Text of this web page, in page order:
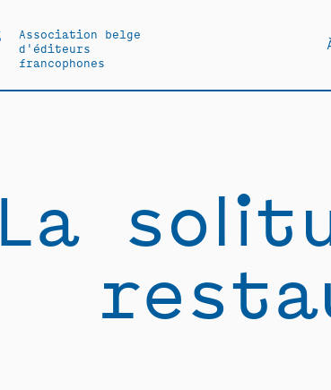
Association belge
d'éditeurs
francophones
La